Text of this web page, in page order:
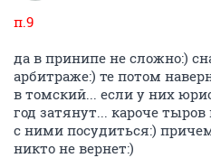
п.9
да в принипе не сложно:)
арбитраже:) те потом
в томский... если у них
год затянут... кароче
с ними посудиться:)
никто не вернет:)